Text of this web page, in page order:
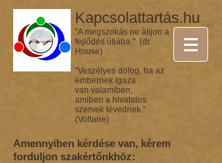
Kapcsolattartás.hu
"A megszokás ne álljon a
fejlődés útjába." (dr.
House)
"Veszélyes dolog, ha az
embernek igaza
van valamiben,
amiben a hivatalos
szervek tévednek."
(Voltaire)
Amennyiben kérdése van, kérem
forduljon szakértőnkhöz: